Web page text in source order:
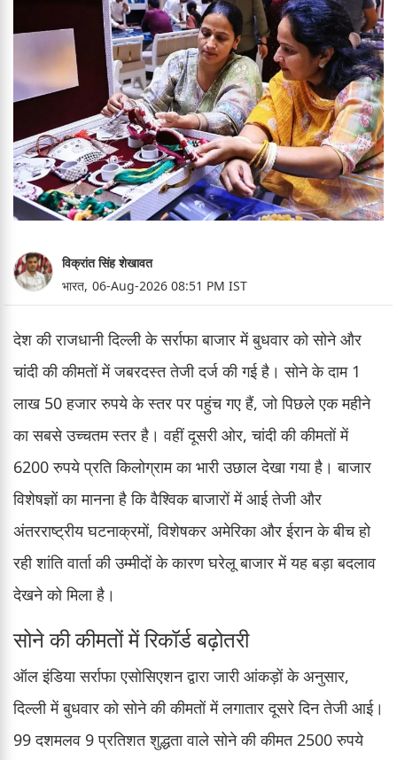
विक्रांत सिंह शेखावत
भारत, 06-Aug-2026 08:51 PM IST
देश की राजधानी दिल्ली के सर्राफा बाजार में बुधवार को सोने और
चांदी की कीमतों में जबरदस्त तेजी दर्ज की गई है। सोने के दाम 1
लाख 50 हजार रुपये के स्तर पर पहुंच गए हैं, जो पिछले एक महीने
का सबसे उच्चतम स्तर है। वहीं दूसरी ओर, चांदी की कीमतों में
6200 रुपये प्रति किलोग्राम का भारी उछाल देखा गया है। बाजार
विशेषज्ञों का मानना है कि वैश्विक बाजारों में आई तेजी और
अंतरराष्ट्रीय घटनाक्रमों, विशेषकर अमेरिका और ईरान के बीच हो
रही शांति वार्ता की उम्मीदों के कारण घरेलू बाजार में यह बड़ा बदलाव
देखने को मिला है।
सोने की कीमतों में रिकॉर्ड बढ़ोतरी
ऑल इंडिया सर्राफा एसोसिएशन द्वारा जारी आंकड़ों के अनुसार,
दिल्ली में बुधवार को सोने की कीमतों में लगातार दूसरे दिन तेजी आई।
99 दशमलव 9 प्रतिशत शुद्धता वाले सोने की कीमत 2500 रुपये